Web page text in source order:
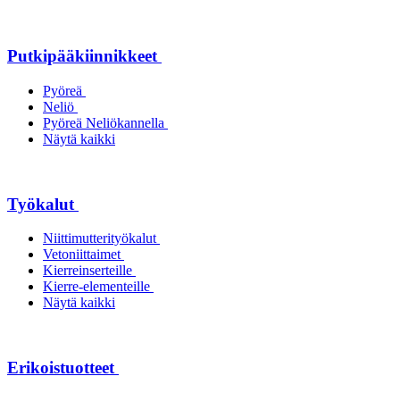
Putkipääkiinnikkeet
Pyöreä
Neliö
Pyöreä Neliökannella
Näytä kaikki
Työkalut
Niittimutterityökalut
Vetoniittaimet
Kierreinserteille
Kierre-elementeille
Näytä kaikki
Erikoistuotteet